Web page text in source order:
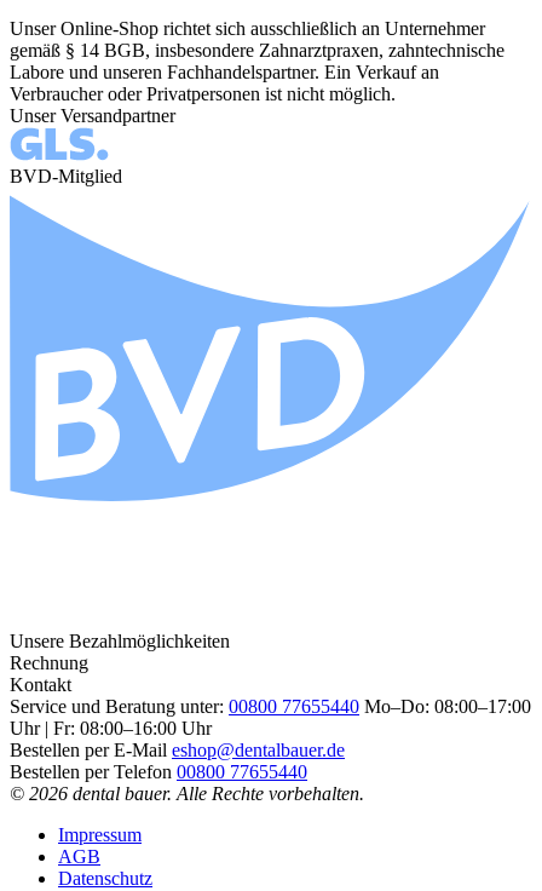
Unser Online-Shop richtet sich ausschließlich an Unternehmer
gemäß § 14 BGB, insbesondere Zahnarztpraxen, zahntechnische
Labore und unseren Fachhandelspartner. Ein Verkauf an
Verbraucher oder Privatpersonen ist nicht möglich.
Unser Versandpartner
BVD-Mitglied
Unsere Bezahlmöglichkeiten
Rechnung
Kontakt
Service und Beratung unter: 00800 77655440 Mo–Do: 08:00–17:00
Uhr | Fr: 08:00–16:00 Uhr
Bestellen per E-Mail eshop@dentalbauer.de
Bestellen per Telefon 00800 77655440
© 2026 dental bauer. Alle Rechte vorbehalten.
Impressum
AGB
Datenschutz